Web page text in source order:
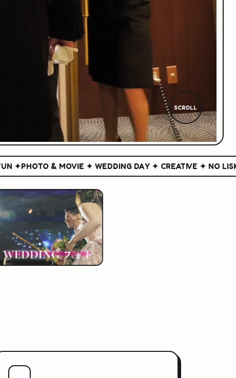
SCROLL
PHOTO & MOVIE ✦ WEDDING DAY ✦ CREATIVE ✦ NO LISK